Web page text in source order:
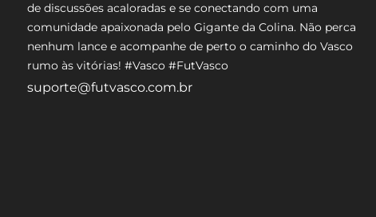
de discussões acaloradas e se conectando com uma
comunidade apaixonada pelo Gigante da Colina. Não perca
nenhum lance e acompanhe de perto o caminho do Vasco
rumo às vitórias! #Vasco #FutVasco
suporte@futvasco.com.br